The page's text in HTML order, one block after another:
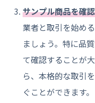
サンプル商品を確
業者と取引を始め
ましょう。特に品
て確認することが
ら、本格的な取引
ぐことができます。